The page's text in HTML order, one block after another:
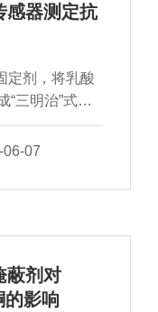
肌肉a*值保持
），表明
感器测定抗
定剂，将乳酸
“三明治”式传
上制成生物传
3 种抗生素分
最适量为0.05
9、1×10－9
定表明该电极
稳定保存7
07
蔽剂对
的影响